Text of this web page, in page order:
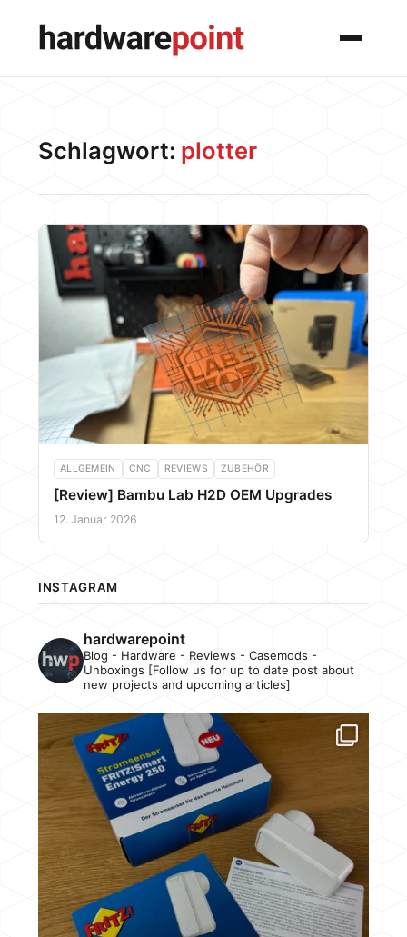
Menü
Schlagwort: plotter
ALLGEMEIN CNC REVIEWS ZUBEHÖR
[Review] Bambu Lab H2D OEM Upgrades
12. Januar 2026
INSTAGRAM
hardwarepoint
Blog - Hardware - Reviews - Casemods -
Unboxings [Follow us for up to date post about
new projects and upcoming articles]